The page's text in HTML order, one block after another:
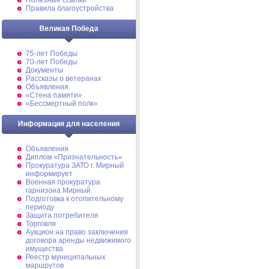
Правила благоустройства
Великая Победа
75-лет Победы
70-лет Победы
Документы
Рассказы о ветеранах
Объявления
«Стена памяти»
«Бессмертный полк»
Информация для населения
Объявления
Диплом «Признательность»
Прокуратура ЗАТО г. Мирный
информирует
Военная прокуратура
гарнизона Мирный
Подготовка к отопительному
периоду
Защита потребителя
Торговля
Аукцион на право заключения
договора аренды недвижимого
имущества
Реестр муниципальных
маршрутов